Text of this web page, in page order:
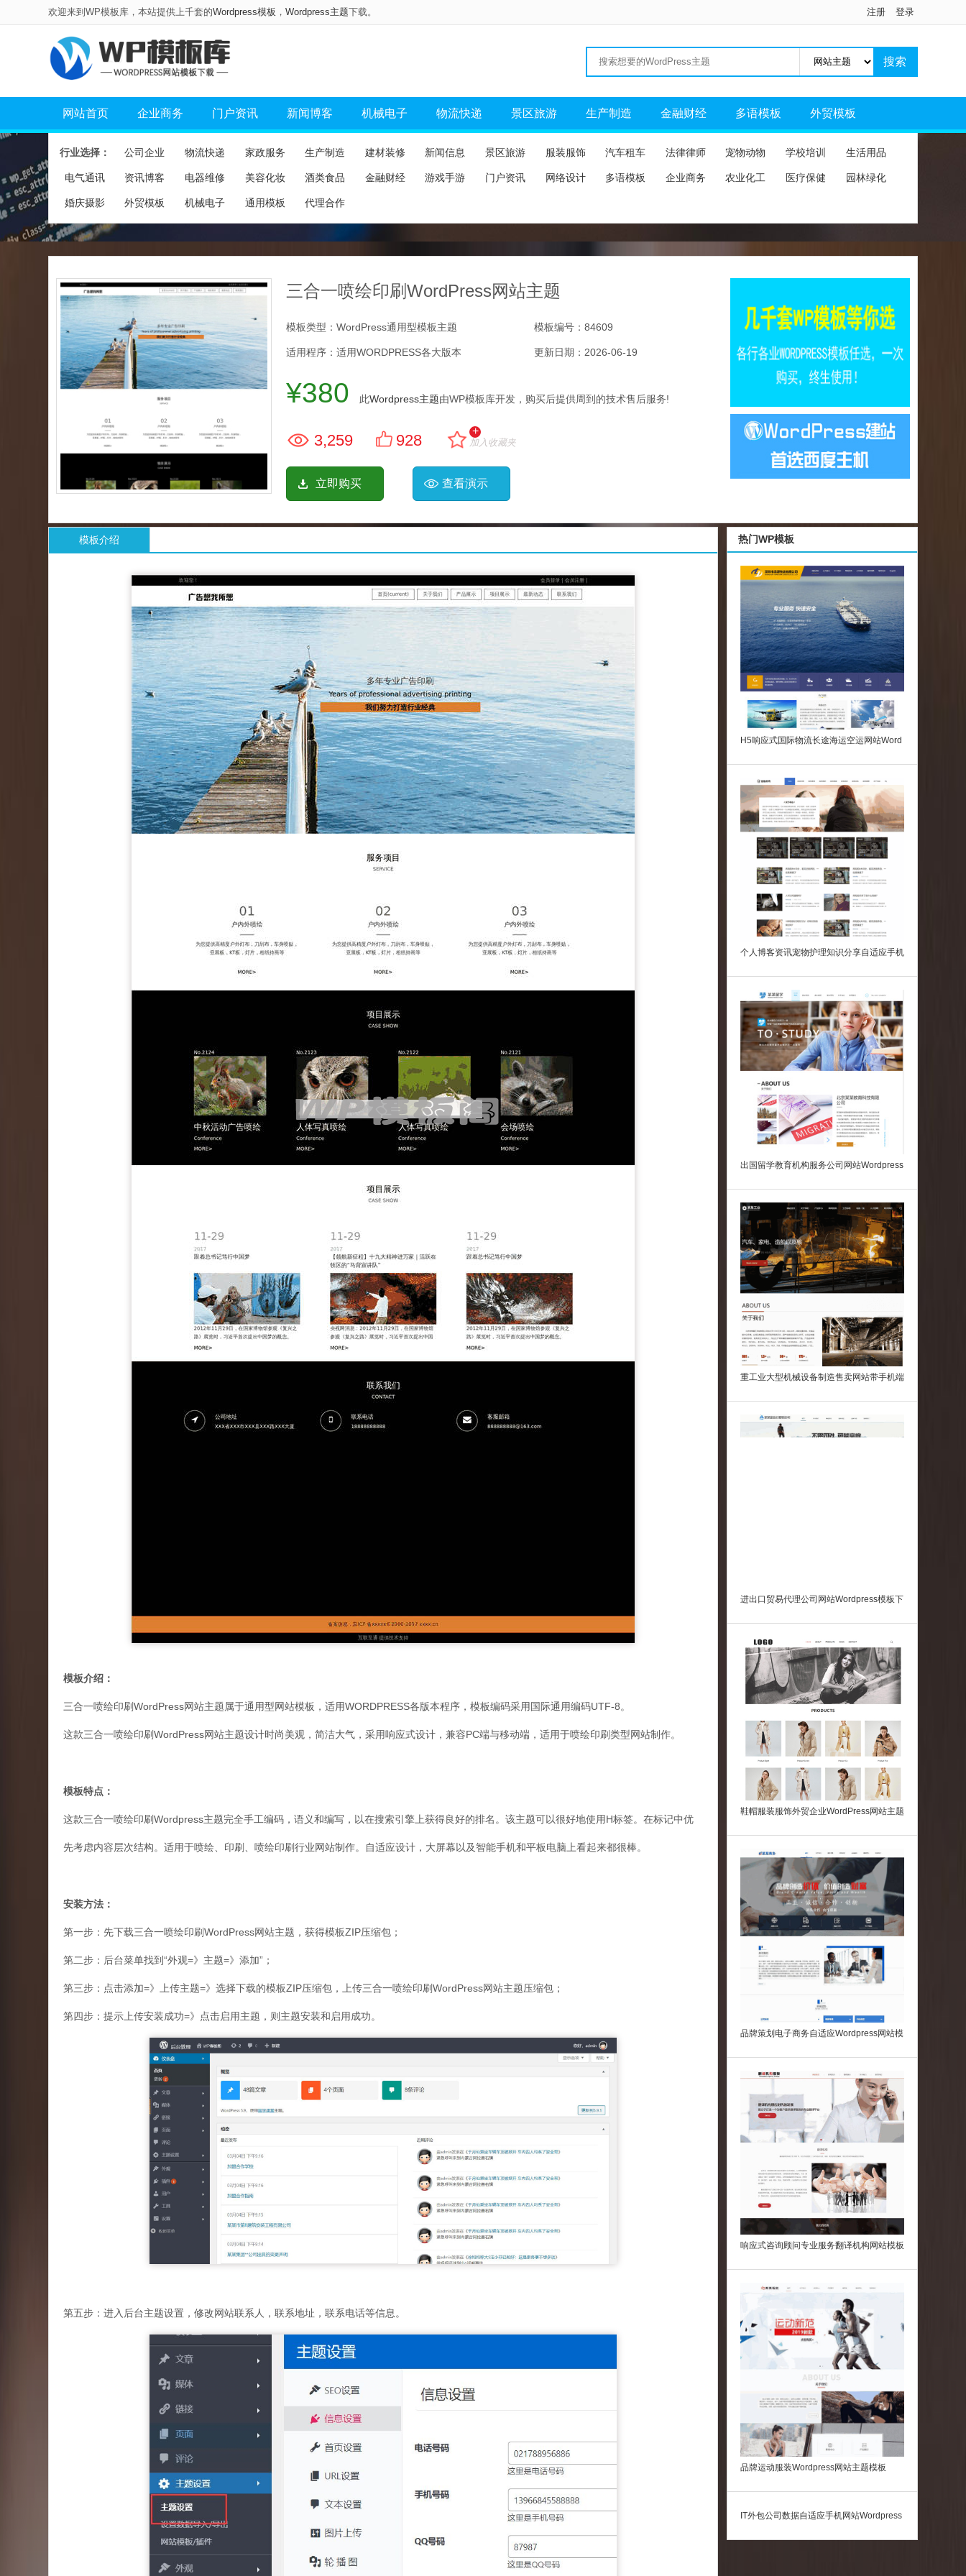
欢迎来到WP模板库，本站提供上千套的Wordpress模板 ， Wordpress主题下载。 注册 登录
网站首页 企业商务 门户资讯 新闻博客 机械电子 物流快递 景区旅游 生产制造 金融财经 多语模板 外贸模板
行业选择： 公司企业 物流快递 家政服务 生产制造 建材装修 新闻信息 景区旅游 服装服饰 汽车租车 法律律师 宠物动物 学校培训 生活用品
电气通讯 资讯博客 电器维修 美容化妆 酒类食品 金融财经 游戏手游 门户资讯 网络设计 多语模板 企业商务 农业化工 医疗保健 园林绿化
婚庆摄影 外贸模板 机械电子 通用模板 代理合作
三合一喷绘印刷WordPress网站主题
模板类型：WordPress通用型模板主题 模板编号：84609
适用程序：适用WORDPRESS各大版本 更新日期： 2026-06-19
¥380 此Wordpress主题由WP模板库开发，购买后提供周到的技术售后服务!
3,259 928
+
加入收藏夹
立即购买 查看演示
模板介绍
模板介绍：
三合一喷绘印刷WordPress网站主题属于通用型网站模板，适用WORDPRESS各版本程序，模板编码采用国际通用编码UTF-8。
这款三合一喷绘印刷WordPress网站主题设计时尚美观，简洁大气，采用响应式设计，兼容PC端与移动端，适用于喷绘印刷类型网站制作。
模板特点：
这款三合一喷绘印刷Wordpress主题完全手工编码，语义和编写，以在搜索引擎上获得良好的排名。该主题可以很好地使用H标签。在标记中优
先考虑内容层次结构。适用于喷绘、印刷、喷绘印刷行业网站制作。自适应设计，大屏幕以及智能手机和平板电脑上看起来都很棒。
安装方法：
第一步：先下载三合一喷绘印刷WordPress网站主题，获得模板ZIP压缩包；
第二步：后台菜单找到“外观=》主题=》添加”；
第三步：点击添加=》上传主题=》选择下载的模板ZIP压缩包，上传三合一喷绘印刷WordPress网站主题压缩包；
第四步：提示上传安装成功=》点击启用主题，则主题安装和启用成功。
第五步：进入后台主题设置，修改网站联系人，联系地址，联系电话等信息。
热门WP模板
H5响应式国际物流长途海运空运网站Word
Press模板
个人博客资讯宠物护理知识分享自适应手机
网站Wordpress模板
出国留学教育机构服务公司网站Wordpress
重工业大型机械设备制造售卖网站带手机端
进出口贸易代理公司网站Wordpress模板下
载
鞋帽服装服饰外贸企业WordPress网站主题
品牌策划电子商务自适应Wordpress网站模
板
响应式咨询顾问专业服务翻译机构网站模板
(带手机版)
品牌运动服装Wordpress网站主题模板